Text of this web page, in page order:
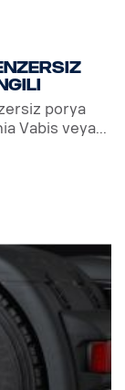
porya
Vabis veya...